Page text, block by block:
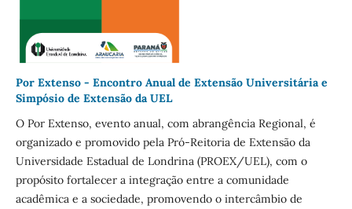
Por Extenso - Encontro Anual de Extensão Universitária e
Simpósio de Extensão da UEL
O Por Extenso, evento anual, com abrangência Regional, é
organizado e promovido pela Pró-Reitoria de Extensão da
Universidade Estadual de Londrina (PROEX/UEL), com o
propósito fortalecer a integração entre a comunidade
acadêmica e a sociedade, promovendo o intercâmbio de